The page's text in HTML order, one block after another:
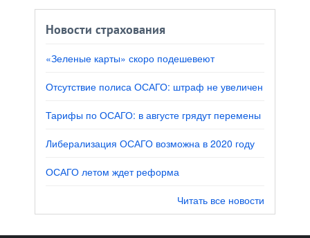
Новости страхования
«Зеленые карты» скоро подешевеют
Отсутствие полиса ОСАГО: штраф не увеличен
Тарифы по ОСАГО: в августе грядут перемены
Либерализация ОСАГО возможна в 2020 году
ОСАГО летом ждет реформа
Читать все новости